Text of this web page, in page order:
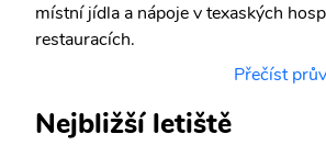
místní jídla a nápoje v texaských
restauracích.
Přečíst
Nejbližší letiště